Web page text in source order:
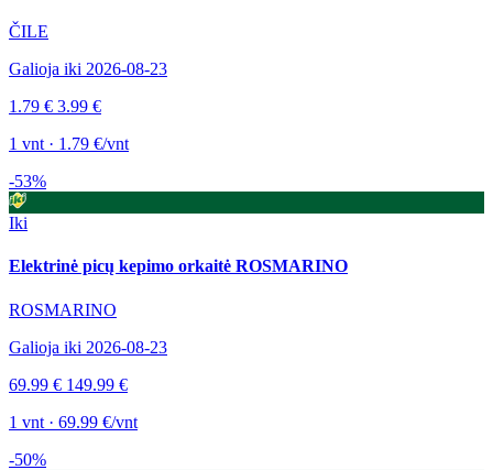
ČILE
Galioja iki 2026-08-23
1.79 € 3.99 €
1 vnt · 1.79 €/vnt
-53%
Iki
Elektrinė picų kepimo orkaitė ROSMARINO
ROSMARINO
Galioja iki 2026-08-23
69.99 € 149.99 €
1 vnt · 69.99 €/vnt
-50%